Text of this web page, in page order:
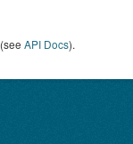
(see API Docs).